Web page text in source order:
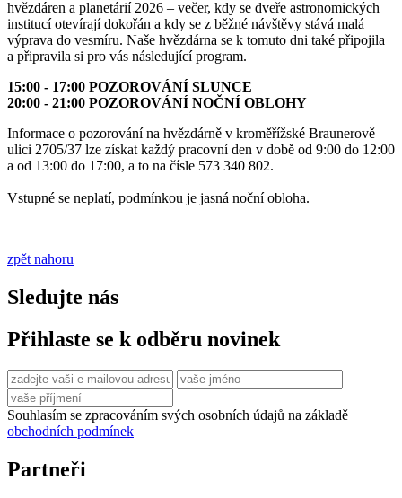
hvězdáren a planetárií 2026 – večer, kdy se dveře astronomických
institucí otevírají dokořán a kdy se z běžné návštěvy stává malá
výprava do vesmíru. Naše hvězdárna se k tomuto dni také připojila
a připravila si pro vás následující program.
15:00 - 17:00 POZOROVÁNÍ SLUNCE
20:00 - 21:00 POZOROVÁNÍ NOČNÍ OBLOHY
Informace o pozorování na hvězdárně v kroměřížské Braunerově
ulici 2705/37 lze získat každý pracovní den v době od 9:00 do 12:00
a od 13:00 do 17:00, a to na čísle 573 340 802.
Vstupné se neplatí, podmínkou je jasná noční obloha.
zpět nahoru
Sledujte nás
Přihlaste se k odběru novinek
Souhlasím se zpracováním svých osobních údajů na základě
obchodních podmínek
Partneři